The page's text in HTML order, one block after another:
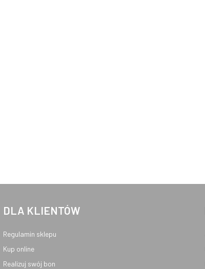
DLA KLIENTÓW
Regulamin sklepu
Kup online
Realizuj swój bon